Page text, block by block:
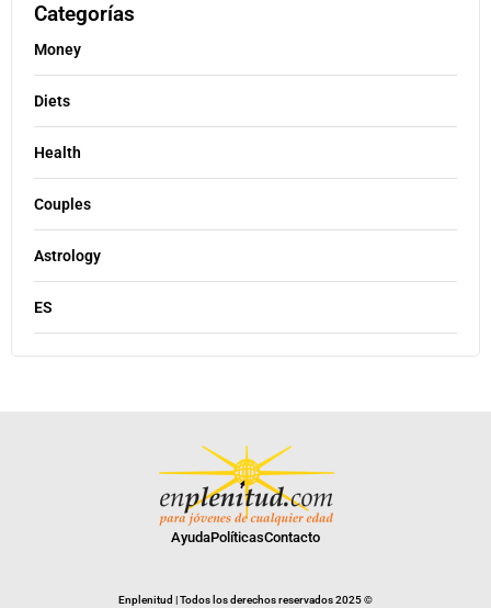
Categorías
Money
Diets
Health
Couples
Astrology
ES
AyudaPolíticasContacto
Enplenitud | Todos los derechos reservados 2025 ©